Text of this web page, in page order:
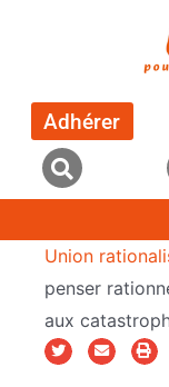
Adhérer
Union
penser
aux